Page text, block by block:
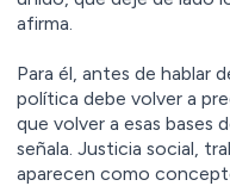
afirma.
Para él, antes de hablar
política debe volver a
que volver a esas bases
señala. Justicia social,
aparecen como